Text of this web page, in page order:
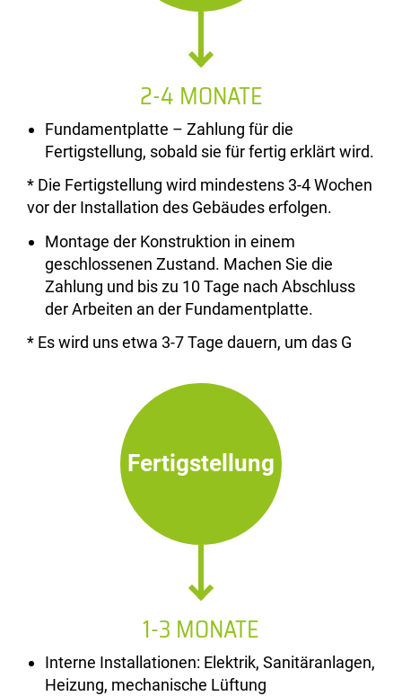
2-4 MONATE
Fundamentplatte – Zahlung für die
Fertigstellung, sobald sie für fertig erklärt wird.
* Die Fertigstellung wird mindestens 3-4 Wochen
vor der Installation des Gebäudes erfolgen.
Montage der Konstruktion in einem
geschlossenen Zustand. Machen Sie die
Zahlung und bis zu 10 Tage nach Abschluss
der Arbeiten an der Fundamentplatte.
* Es wird uns etwa 3-7 Tage dauern, um das G
Fertigstellung
1-3 MONATE
Interne Installationen: Elektrik, Sanitäranlagen,
Heizung, mechanische Lüftung